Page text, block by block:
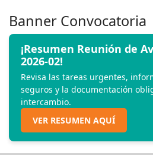
Banner Convocatoria
¡Resumen Reunión de
2026-02!
Revisa las tareas urgentes,
seguros y la documentación
intercambio.
VER RESUMEN AQUÍ